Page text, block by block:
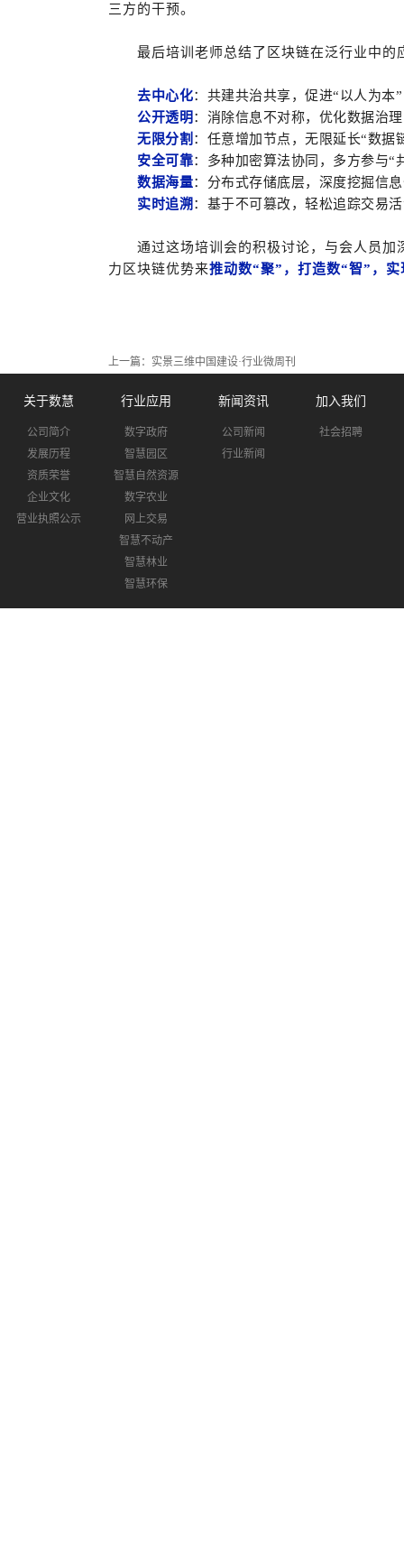
三方的干预。
最后培训老师总结了区块链在泛行业中的
去中心化： 共建共治共享，促进“以人为本”
公开透明 ： 消除信息不对称，优化数据治理
无限分割 ： 任意增加节点，无限延长“数据
安全可靠： 多种加密算法协同，多方参与“
数据海量： 分布式存储底层，深度挖掘信
实时追溯 ： 基于不可篡改，轻松追踪交易
通过这场培训会的积极讨论，与会人员
力区块链优势来推动数“聚”，打造数“智”，实
上一篇： 实景三维中国建设·行业微周刊
关于数慧
公司简介
发展历程
资质荣誉
企业文化
营业执照公示
行业应用
数字政府
智慧园区
智慧自然资源
数字农业
网上交易
智慧不动产
智慧林业
智慧环保
新闻资讯
公司新闻
行业新闻
加入我们
社会招聘